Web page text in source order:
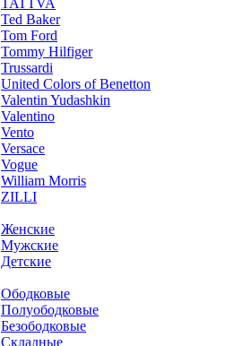
TATTVA
Ted Baker
Tom Ford
Tommy Hilfiger
Trussardi
United Colors of Benetton
Valentin Yudashkin
Valentino
Vento
Versace
Vogue
William Morris
ZILLI
Женские
Мужские
Детские
Ободковые
Полуободковые
Безободковые
Складные